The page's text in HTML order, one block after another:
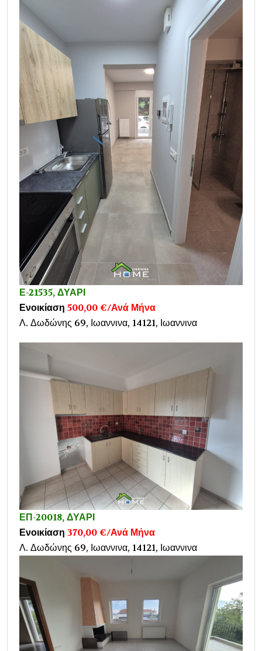
Ε-21535, ΔΥΑΡΙ
Ενοικίαση 500,00 €/Ανά Μήνα
Λ. Δωδώνης 69, Ιωαννινα, 14121, Ιωαννινα
ΕΠ-20018, ΔΥΑΡΙ
Ενοικίαση 370,00 €/Ανά Μήνα
Λ. Δωδώνης 69, Ιωαννινα, 14121, Ιωαννινα